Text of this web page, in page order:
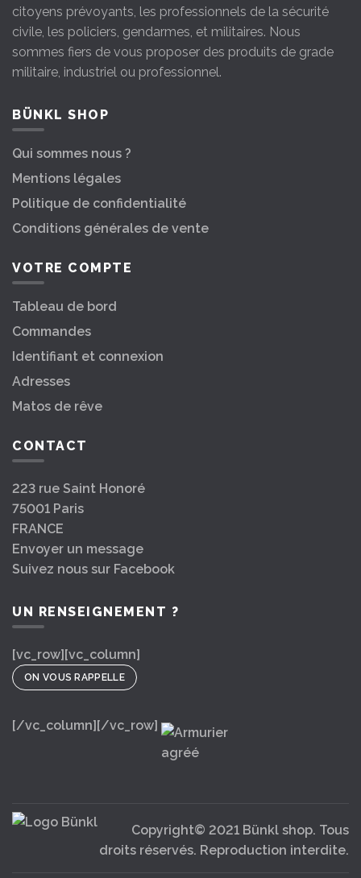
citoyens prévoyants, les professionnels de la sécurité
civile, les policiers, gendarmes, et militaires. Nous
sommes fiers de vous proposer des produits de grade
militaire, industriel ou professionnel.
BÜNKL SHOP
Qui sommes nous ?
Mentions légales
Politique de confidentialité
Conditions générales de vente
VOTRE COMPTE
Tableau de bord
Commandes
Identifiant et connexion
Adresses
Matos de rêve
CONTACT
223 rue Saint Honoré
75001 Paris
FRANCE
Envoyer un message
Suivez nous sur Facebook
UN RENSEIGNEMENT ?
[vc_row][vc_column]
ON VOUS RAPPELLE
[/vc_column][/vc_row]
Copyright© 2021 Bünkl shop. Tous
droits réservés. Reproduction interdite.